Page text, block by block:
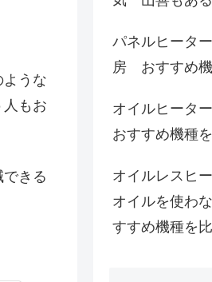
うな
もお
きる
パネルヒータ
房 おすすめ
オイルヒータ
おすすめ機種
オイルレスヒ
オイルを使わ
すすめ機種を